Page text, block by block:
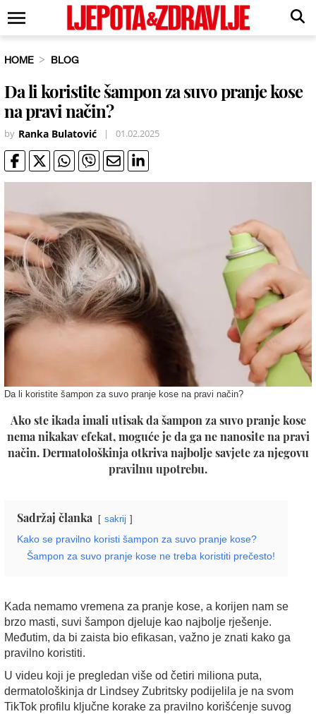
HOME BLOG
Da li koristite šampon za suvo pranje kose
na pravi način?
by Ranka Bulatović | 01.02.2025
Da li koristite šampon za suvo pranje kose na pravi način?
Ako ste ikada imali utisak da šampon za suvo pranje kose
nema nikakav efekat, moguće je da ga ne nanosite na pravi
način. Dermatološkinja otkriva najbolje savjete za njegovu
pravilnu upotrebu.
Sadržaj članka sakrij
Kako se pravilno koristi šampon za suvo pranje kose?
Šampon za suvo pranje kose ne treba koristiti prečesto!
Kada nemamo vremena za pranje kose, a korijen nam se
brzo masti, suvi šampon djeluje kao najbolje rješenje.
Međutim, da bi zaista bio efikasan, važno je znati kako ga
pravilno koristiti.
U videu koji je pregledan više od četiri miliona puta,
dermatološkinja dr Lindsey Zubritsky podijelila je na svom
TikTok profilu ključne korake za pravilno korišćenje suvog